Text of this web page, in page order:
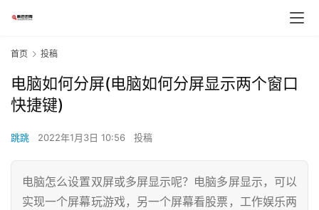
首页 投稿
电脑如何分屏(电脑如何分屏显示两个窗口
快捷键)
跳跳 2022年1月3日 10:56 投稿
电脑怎么设置双屏或多屏显示呢？电脑多屏显示，可以
实现一个屏幕玩游戏，另一个屏幕看股票，工作娱乐两